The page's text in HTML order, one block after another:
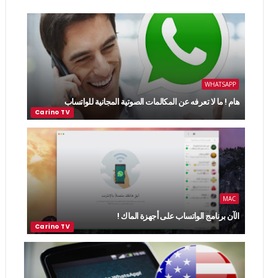
WHATSAPP
هام ! ما لا تعرفه عن المكالمات الصوتية المجانية للواتساب
MAC
الآن برنامج الواتساب على أجهزة الماك !